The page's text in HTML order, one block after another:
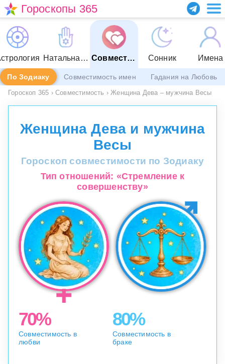
Гороскопы 365
Натальная карта Совместимость Сонник Имена
По Зодиаку Совместимость имен Гадания на Любовь
Гороскоп 365 › Совместимость › Женщина Дева – мужчина Весы
Женщина Дева и мужчина
Весы
Гороскоп совместимости по Зодиаку
Тип отношений: «Стремление к
совершенству»
70% 80%
Совместимость в
любви
Совместимость в
браке